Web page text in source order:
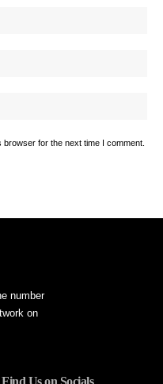
for the next time I comment.
number
on
Find Us on Socials